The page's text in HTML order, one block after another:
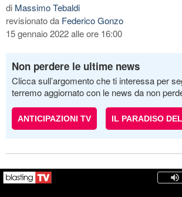
di Massimo Tebaldi
revisionato da Federico Gonzo
15 gennaio 2022 alle ore 16:00
Non perdere le ultime news
Clicca sull’argomento che ti interessa per
terremo aggiornato con le news da non
ANTICIPAZIONI TV IL PARADISO